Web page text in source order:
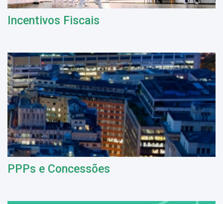
Incentivos Fiscais
PPPs e Concessões